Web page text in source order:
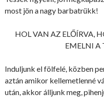
most jön a nagy barbatrükk!
HOL VAN AZ ELŐÍRVA,
EMELNI A
Induljunk el fölfelé, közben
aztán amikor kellemetlenné
után, akkor álljunk meg,